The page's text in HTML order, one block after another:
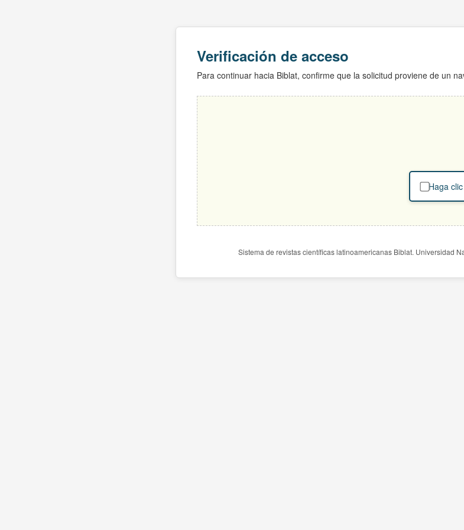
Verificación de acceso
Para continuar hacia Biblat, confirme que la solicitud proviene de un
Haga
Sistema de revistas científicas latinoamericanas Biblat. Universidad